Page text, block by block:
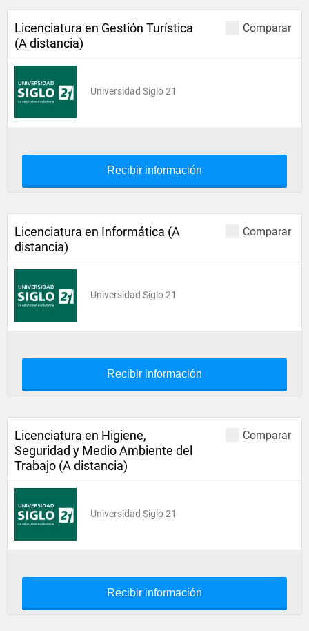
Comparar
Licenciatura en Gestión Turística
(A distancia)
Universidad Siglo 21
Recibir información
Comparar
Licenciatura en Informática (A
distancia)
Universidad Siglo 21
Recibir información
Comparar
Licenciatura en Higiene,
Seguridad y Medio Ambiente del
Trabajo (A distancia)
Universidad Siglo 21
Recibir información